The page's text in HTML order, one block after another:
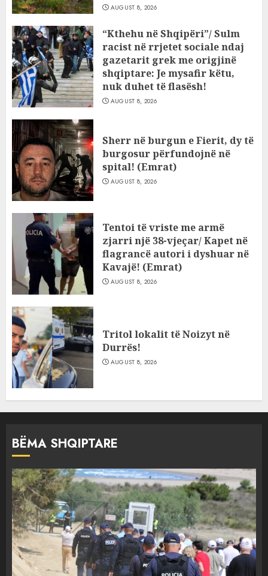
AUGUST 8, 2026
“Kthehu në Shqipëri”/ Sulm
racist në rrjetet sociale ndaj
gazetarit grek me origjinë
shqiptare: Je mysafir këtu,
nuk duhet të flasësh!
AUGUST 8, 2026
Sherr në burgun e Fierit, dy të
burgosur përfundojnë në
spital! (Emrat)
AUGUST 8, 2026
Tentoi të vriste me armë
zjarri një 38-vjeçar/ Kapet në
flagrancë autori i dyshuar në
Kavajë! (Emrat)
AUGUST 8, 2026
Tritol lokalit të Noizyt në
Durrës!
AUGUST 8, 2026
BËMA SHQIPTARE